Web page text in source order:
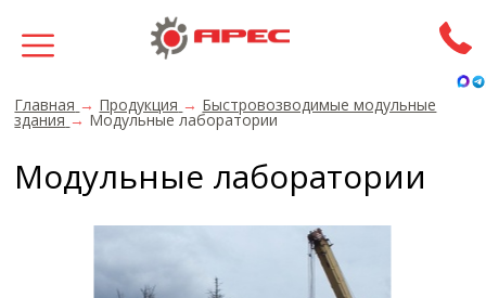
Главная → Продукция → Быстровозводимые модульные
здания → Модульные лаборатории
Модульные лаборатории